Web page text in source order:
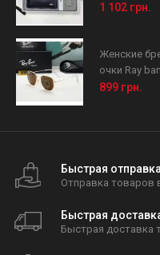
1 102 грн.
Женские
очки Ray
899 грн.
Быстрая отправка
Отправка товаров
Быстрая
Быстрая доставка